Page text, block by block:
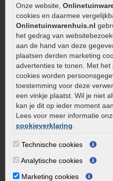
Onze website,
cookies en daarmee
Onlinetuinwarenhuis.nl
het gedrag van
aan de hand van deze
plaatsen derden marketing
advertenties te tonen. Met
cookies worden
toestemming voor deze
een vinkje plaatst. Wil je niet
kan je dit op ieder moment
Lees voor meer informatie
cookieverklaring
Technische cookies
Analytische cookies
Marketing cookies
Aanlegtips voor gebakken
Zelf een terras aanleggen
Kleine stadstuin inrichten
0320 – 219170
Kaapstanderweg 41
8243 RB Lelystad
info@onlinetuinwarenhuis.nl
Routebeschrijving
Openingstijden
Maandag
Woensdag
Donderdag